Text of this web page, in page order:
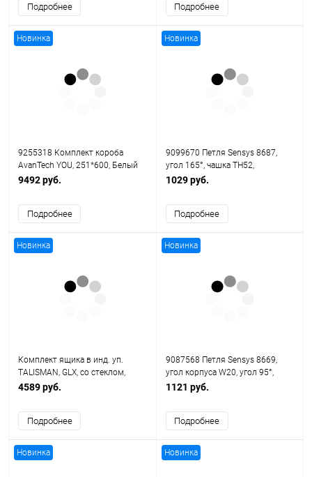
Подробнее Подробнее
Новинка
9255318 Комплект короба
AvanTech YOU, 251*600, Белый
9492 руб.
Подробнее
Новинка
9099670 Петля Sensys 8687,
угол 165°, чашка TH52,
D35,навеска на среднюю стенку
1029 руб.
Подробнее
Новинка
Комплект ящика в инд. уп.
TALISMAN, GLX, со стеклом,
94*600, белый, Soft-Close (4 уп/
4589 руб.
Подробнее
Новинка
9087568 Петля Sensys 8669,
угол корпуса W20, угол 95°,
чашка TH52, D35, накладная
1121 руб.
Подробнее
Новинка Новинка